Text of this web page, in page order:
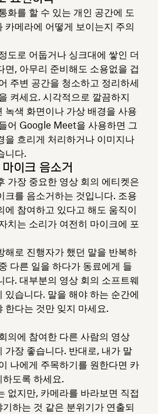
화를 할 수 있는 개인 공간에 도
카메라에 어떻게 보이는지 주의
도로 어둡거나 싱크대에 쌓인 더
면, 아무리 준비해도 소용없을 겁
주변 공간을 청소하고 정리하세
켜세요. 시각적으로 깔끔하지
녹색 화면이나 가상 배경을 사용
어 Google Meet을 사용하면 그
을 흐리게 처리하거나 이미지나
니다.
이크 음소거
가장 중요한 영상 회의 에티켓은
크를 음소거하는 것입니다. 조용
에 참여하고 있다고 해도 움직이
치는 소리가 여전히 마이크에 포
해로 진행자가 했던 말을 반복하
다른 일을 하다가 동료에게 들
다. 대부분의 영상 회의 소프트웨
있습니다. 말을 해야 하는 순간에
한다는 것만 잊지 마세요.
의에 참여한 다른 사람의 영상
가장 좋습니다. 반대로, 내가 말
나에게 주목하기를 원한다면 카
도록 하세요.
없지만, 카메라를 바라보면 직접
하는 것 같은 분위기가 연출되